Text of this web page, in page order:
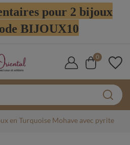
pour 2 bijoux
BIJOUX10
0
en Turquoise Mohave avec pyrite